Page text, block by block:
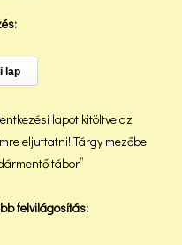
lap
lapot kitöltve az
eljuttatni! Tárgy mezőbe
tábor”
felvilágosítás: